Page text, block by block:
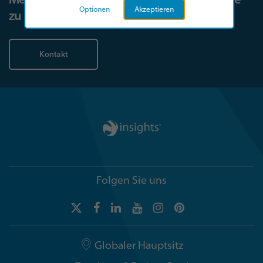
zu beginnen.
Kontakt
Folgen Sie uns
Globaler Hauptsitz
Akzeptieren
Optionen